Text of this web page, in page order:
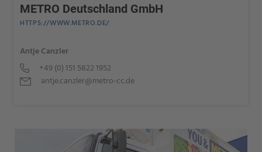
METRO Deutschland GmbH
HTTPS://WWW.METRO.DE/
Antje Canzler
+49 (0) 151 5822 1952
antje.canzler@metro-cc.de